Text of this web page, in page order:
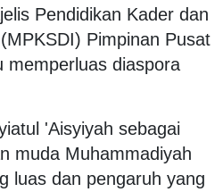
Pendidikan Kader dan
Pimpinan Pusat
memperluas diaspora
'Aisyiyah sebagai
muda Muhammadiyah
luas dan pengaruh yang